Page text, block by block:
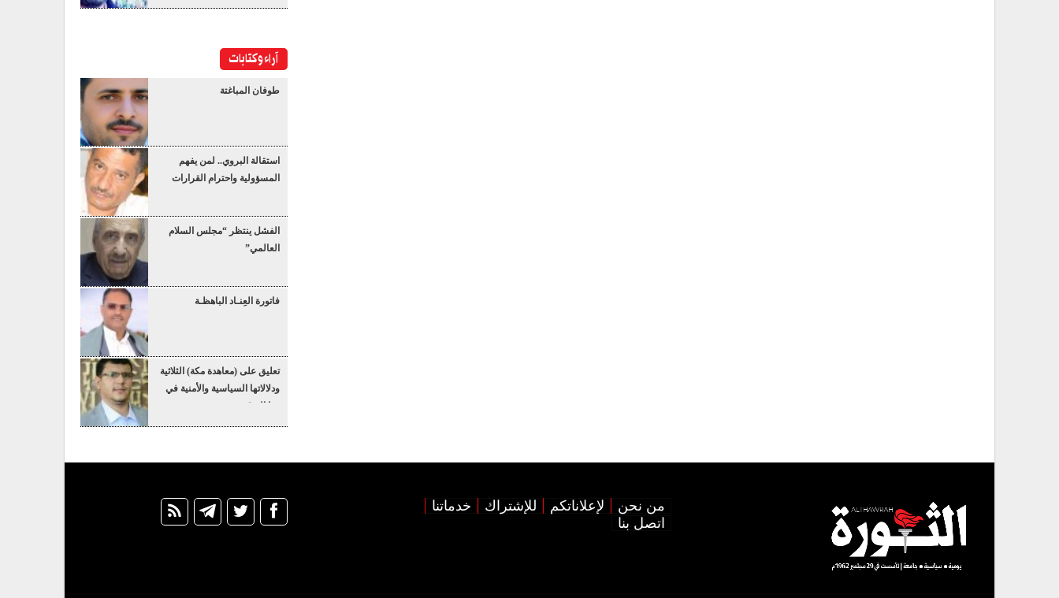
آراء وكتابات
طوفان المباغتة
استقالة البروي.. لمن يفهم
المسؤولية واحترام القرارات
الفشل ينتظر “مجلس السلام
العالمي”
فاتورة العِنـاد الباهظـة
تعليق على (معاهدة مكة) الثلاثية
ودلالاتها السياسية والأمنية في
هذا التوقيت
من نحن لإعلاناتكم للإشتراك
خدماتنا
اتصل بنا